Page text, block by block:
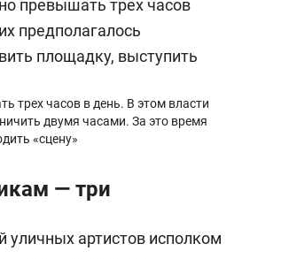
трех часов в день. В этом власти
двумя часами. За это время
«сцену»
— три
уличных артистов исполком